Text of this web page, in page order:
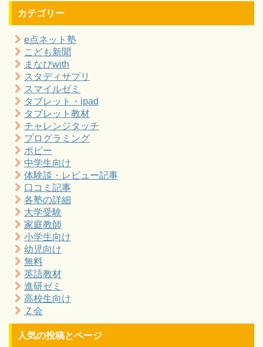
カテゴリー
e点ネット塾
こども新聞
まなびwith
スタディサプリ
スマイルゼミ
タブレット・ipad
タブレット教材
チャレンジタッチ
プログラミング
ポピー
中学生向け
体験談・レビュー記事
口コミ記事
各塾の詳細
大学受験
家庭教師
小学生向け
幼児向け
無料
英語教材
進研ゼミ
高校生向け
Ｚ会
人気の投稿とページ